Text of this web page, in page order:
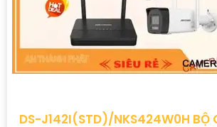
DS-J142I(STD)/NKS424W0H BỘ